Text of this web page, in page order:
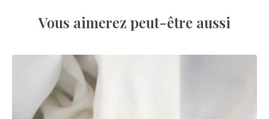
Vous aimerez peut-être aussi